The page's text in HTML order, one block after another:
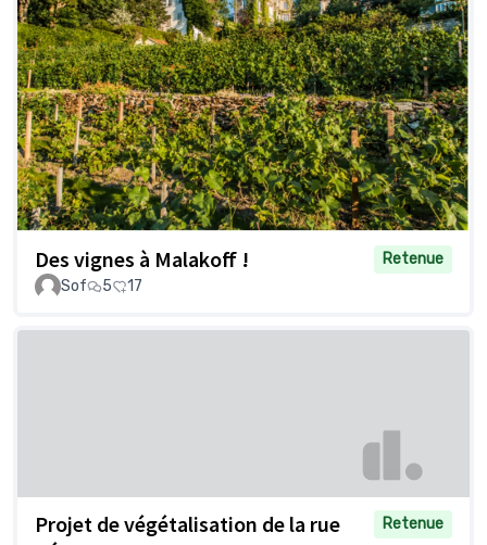
Des vignes à Malakoff !
Retenue
Sof
5 17
Projet de végétalisation de la rue
Retenue